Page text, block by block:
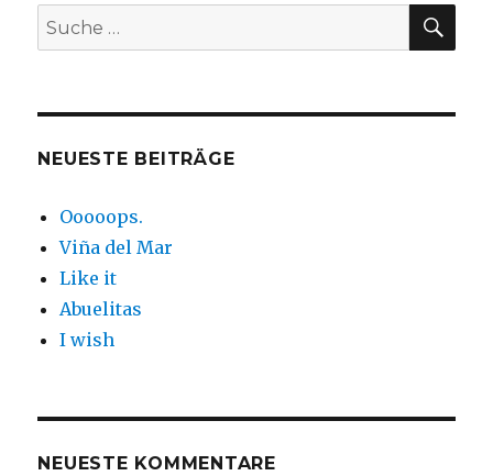
Suche
nach:
NEUESTE BEITRÄGE
Ooooops.
Viña del Mar
Like it
Abuelitas
I wish
NEUESTE KOMMENTARE